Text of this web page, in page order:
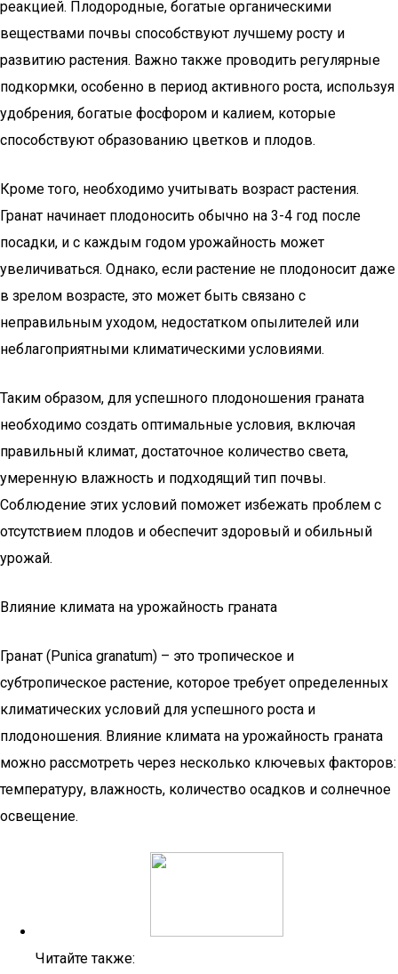
реакцией. Плодородные, богатые органическими
веществами почвы способствуют лучшему росту и
развитию растения. Важно также проводить регулярные
подкормки, особенно в период активного роста, используя
удобрения, богатые фосфором и калием, которые
способствуют образованию цветков и плодов.
Кроме того, необходимо учитывать возраст растения.
Гранат начинает плодоносить обычно на 3-4 год после
посадки, и с каждым годом урожайность может
увеличиваться. Однако, если растение не плодоносит даже
в зрелом возрасте, это может быть связано с
неправильным уходом, недостатком опылителей или
неблагоприятными климатическими условиями.
Таким образом, для успешного плодоношения граната
необходимо создать оптимальные условия, включая
правильный климат, достаточное количество света,
умеренную влажность и подходящий тип почвы.
Соблюдение этих условий поможет избежать проблем с
отсутствием плодов и обеспечит здоровый и обильный
урожай.
Влияние климата на урожайность граната
Гранат (Punica granatum) – это тропическое и
субтропическое растение, которое требует определенных
климатических условий для успешного роста и
плодоношения. Влияние климата на урожайность граната
можно рассмотреть через несколько ключевых факторов:
температуру, влажность, количество осадков и солнечное
освещение.
Читайте также: